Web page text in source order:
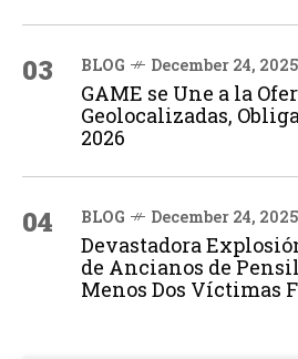
03 BLOG December 24, 2025
GAME se Une a la
Geolocalizadas,
2026
04 BLOG December 24, 2025
Devastadora
de Ancianos de
Menos Dos Víctimas